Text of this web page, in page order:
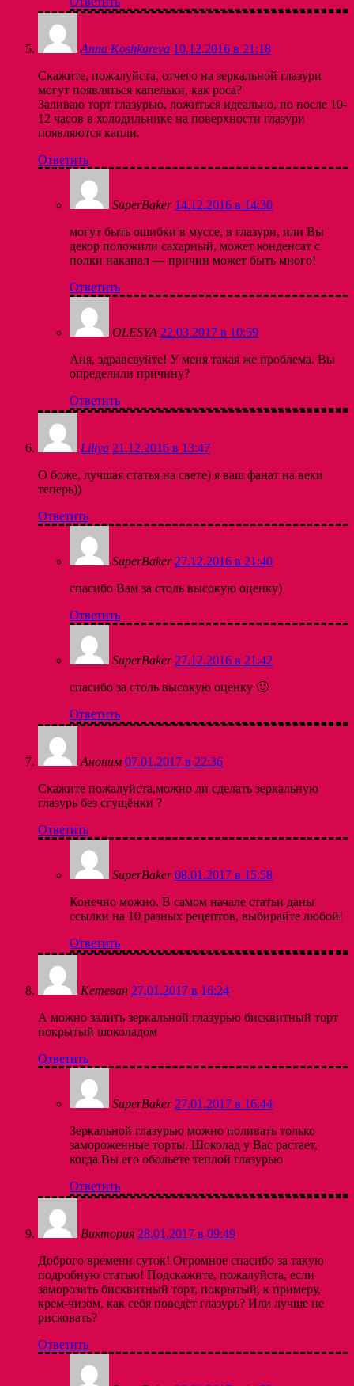
Anna Koshkareva 10.12.2016 в 21:18
Скажите, пожалуйста, отчего на зеркальной глазури
могут появляться капельки, как роса?
Заливаю торт глазурью, ложиться идеально, но после 10-
12 часов в холодильнике на поверхности глазури
появляются капли.
Ответить
SuperBaker 14.12.2016 в 14:30
могут быть ошибки в муссе, в глазури, или Вы
декор положили сахарный, может конденсат с
полки накапал — причин может быть много!
Ответить
OLESYA 22.03.2017 в 10:59
Аня, здравсвуйте! У меня такая же проблема. Вы
определили причину?
Ответить
Liliya 21.12.2016 в 13:47
О боже, лучшая статья на свете) я ваш фанат на веки
теперь))
Ответить
SuperBaker 27.12.2016 в 21:40
спасибо Вам за столь высокую оценку)
Ответить
SuperBaker 27.12.2016 в 21:42
спасибо за столь высокую оценку 🙂
Ответить
Аноним 07.01.2017 в 22:36
Скажите пожалуйста,можно ли сделать зеркальную
глазурь без сгущёнки ?
Ответить
SuperBaker 08.01.2017 в 15:58
Конечно можно. В самом начале статьи даны
ссылки на 10 разных рецептов, выбирайте любой!
Ответить
Кетеван 27.01.2017 в 16:24
А можно залить зеркальной глазурью бисквитный торт
покрытый шоколадом
Ответить
SuperBaker 27.01.2017 в 16:44
Зеркальной глазурью можно поливать только
замороженные торты. Шоколад у Вас растает,
когда Вы его обольете теплой глазурью
Ответить
Виктория 28.01.2017 в 09:49
Доброго времени суток! Огромное спасибо за такую
подробную статью! Подскажите, пожалуйста, если
заморозить бисквитный торт, покрытый, к примеру,
крем-чизом, как себя поведёт глазурь? Или лучше не
рисковать?
Ответить